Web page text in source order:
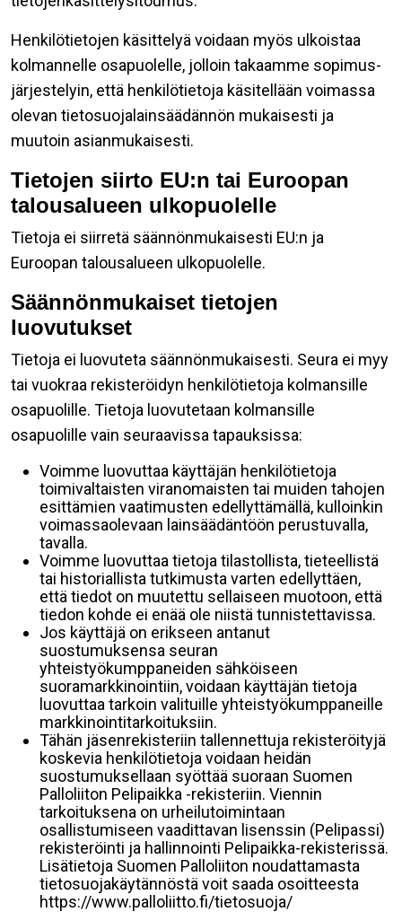
Henkilötietojen käsittelyä voidaan myös ulkoistaa
kolmannelle osapuolelle, jolloin takaamme sopimus-
järjestelyin, että henkilötietoja käsitellään voimassa
olevan tietosuojalainsäädännön mukaisesti ja
muutoin asianmukaisesti.
Tietojen siirto EU:n tai Euroopan
talousalueen ulkopuolelle
Tietoja ei siirretä säännönmukaisesti EU:n ja
Euroopan talousalueen ulkopuolelle.
Säännönmukaiset tietojen
luovutukset
Tietoja ei luovuteta säännönmukaisesti. Seura ei myy
tai vuokraa rekisteröidyn henkilötietoja kolmansille
osapuolille. Tietoja luovutetaan kolmansille
osapuolille vain seuraavissa tapauksissa:
Voimme luovuttaa käyttäjän henkilötietoja
toimivaltaisten viranomaisten tai muiden tahojen
esittämien vaatimusten edellyttämällä, kulloinkin
voimassaolevaan lainsäädäntöön perustuvalla,
tavalla.
Voimme luovuttaa tietoja tilastollista, tieteellistä
tai historiallista tutkimusta varten edellyttäen,
että tiedot on muutettu sellaiseen muotoon, että
tiedon kohde ei enää ole niistä tunnistettavissa.
Jos käyttäjä on erikseen antanut
suostumuksensa seuran
yhteistyökumppaneiden sähköiseen
suoramarkkinointiin, voidaan käyttäjän tietoja
luovuttaa tarkoin valituille yhteistyökumppaneille
markkinointitarkoituksiin.
Tähän jäsenrekisteriin tallennettuja rekisteröityjä
koskevia henkilötietoja voidaan heidän
suostumuksellaan syöttää suoraan Suomen
Palloliiton Pelipaikka -rekisteriin. Viennin
tarkoituksena on urheilutoimintaan
osallistumiseen vaadittavan lisenssin (Pelipassi)
rekisteröinti ja hallinnointi Pelipaikka-rekisterissä.
Lisätietoja Suomen Palloliiton noudattamasta
tietosuojakäytännöstä voit saada osoitteesta
https://www.palloliitto.fi/tietosuoja/